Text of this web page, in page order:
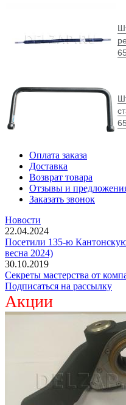
Оплата заказа
Доставка
Возврат товара
Отзывы и
Заказать звонок
Новости
22.04.2024
Посетили 135-ю
весна 2024)
30.10.2019
Секреты мастерства от
Подписаться на рассылку
Акции